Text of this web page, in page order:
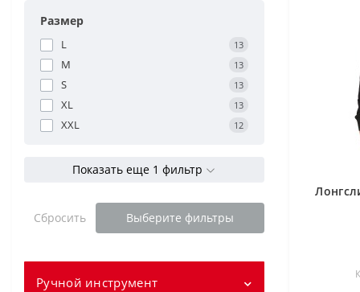
Размер
L 13
M 13
S 13
XL 13
XXL 12
Показать еще 1 фильтр
Сбросить Выберите фильтры
Ручной инструмент